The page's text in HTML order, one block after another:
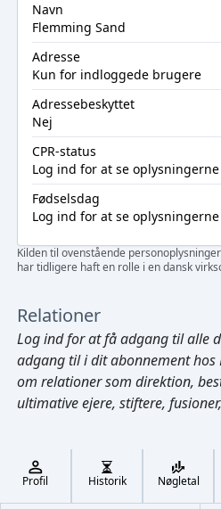
Cmd/Ctrl + K
Navn
Flemming Sand
Adresse
Kun for indloggede brugere
Adressebeskyttet
Nej
CPR-status
Log ind for at se
Fødselsdag
Log ind for at se
Kilden til ovenstående
har tidligere haft en rolle i en dansk
Relationer
Log indfor at få adgang til alle
adgang til i dit abonnement hos
om relationer som direktion,
ultimative ejere, stiftere,
Profil Historik Nøgletal